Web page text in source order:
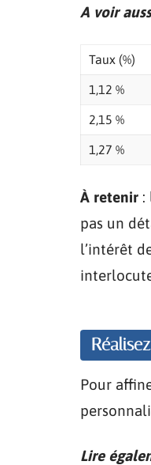
A voir
Taux (%)
1,12 %
2,15 %
1,27 %
À retenir :
pas un
l’intérêt
Pour
Lire